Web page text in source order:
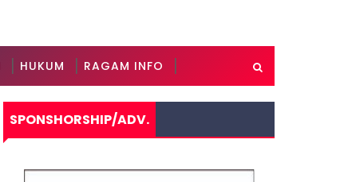
HUKUM RAGAM INFO
SPONSHORSHIP/ADV.